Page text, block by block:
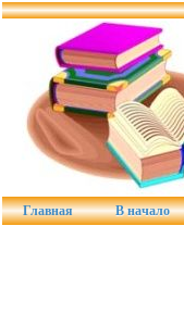
Главная В начало